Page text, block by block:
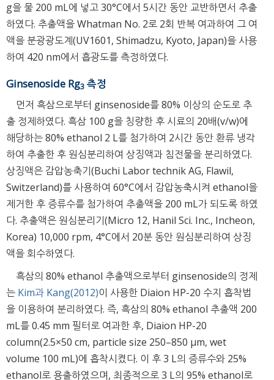
g을 물 200 mL에 넣고 30°C에서 5시간 동안 교반하면서 추출
하였다. 추출액을 Whatman No. 2로 2회 반복 여과하여 그 여
액을 분광광도계(UV1601, Shimadzu, Kyoto, Japan)을 사용
하여 420 nm에서 흡광도를 측정하였다.
Ginsenoside Rg3 측정
먼저 흑삼으로부터 ginsenoside를 80% 이상의 순도로 추
출 정제하였다. 흑삼 100 g을 칭량한 후 시료의 20배(v/w)에
해당하는 80% ethanol 2 L를 첨가하여 2시간 동안 환류 냉각
하여 추출한 후 원심분리하여 상징액과 침전물을 분리하였다.
상징액은 감압농축기(Buchi Labor technik AG, Flawil,
Switzerland)를 사용하여 60°C에서 감압농축시켜 ethanol을
제거한 후 증류수를 첨가하여 추출액을 200 mL가 되도록 하였
다. 추출액은 원심분리기(Micro 12, Hanil Sci. Inc., Incheon,
Korea) 10,000 rpm, 4°C에서 20분 동안 원심분리하여 상징
액을 회수하였다.
흑삼의 80% ethanol 추출액으로부터 ginsenoside의 정제
는 Kim과 Kang(2012)이 사용한 Diaion HP-20 수지 흡착법
을 이용하여 분리하였다. 즉, 흑삼의 80% ethanol 추출액 200
mL를 0.45 mm 필터로 여과한 후, Diaion HP-20
column(2.5×50 cm, particle size 250–850 μm, wet
volume 100 mL)에 흡착시켰다. 이 후 3 L의 증류수와 25%
ethanol로 용출하였으며, 최종적으로 3 L의 95% ethanol로